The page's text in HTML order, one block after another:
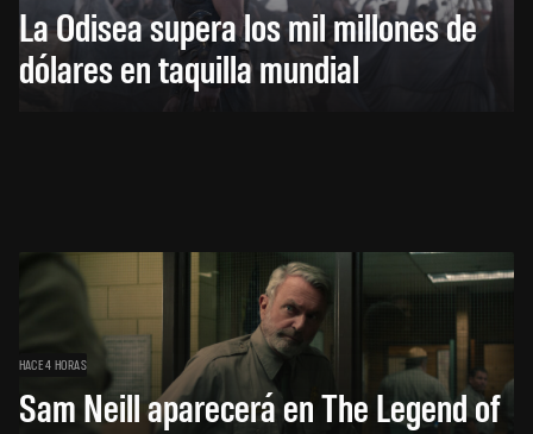
La Odisea supera los mil millones de
dólares en taquilla mundial
HACE 4 HORAS
Sam Neill aparecerá en The Legend of